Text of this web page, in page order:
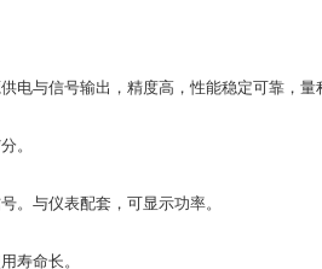
与信号输出，精度高，性能稳定可靠，量
。
与仪表配套，可显示功率。
寿命长。